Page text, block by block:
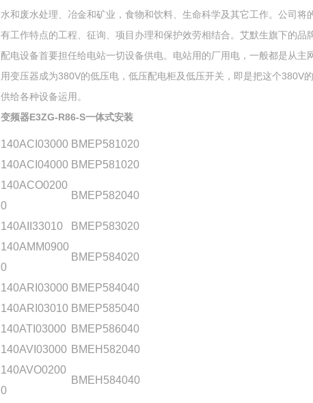
水和废水处理、冶金和矿业，食物和饮料、生命科学及其它工作。公司将
有工作特点的工程、征询、项目办理和保护效劳相结合。艾默生旗下的品
配电设备首要担任给电站一切设备供电。电站用的厂用电，一般都是从主
用变压器成为380V的低压电，低压配电柜及低压开关，即是把这个380V
供给各种设备运用。
变频器E3ZG-R86-S一体式安装
140ACI03000 BMEP581020
140ACI04000 BMEP581020
140ACO0200
0
BMEP582040
140AII33010
BMEP583020
140AMM0900
0
BMEP584020
140ARI03000 BMEP584040
140ARI03010 BMEP585040
140ATI03000 BMEP586040
140AVI03000 BMEH582040
140AVO0200
0
BMEH584040